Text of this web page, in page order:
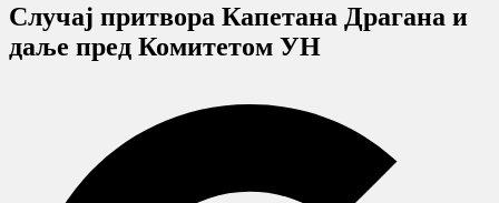
Случај притвора Капетана Драгана и
даље пред Комитетом УН